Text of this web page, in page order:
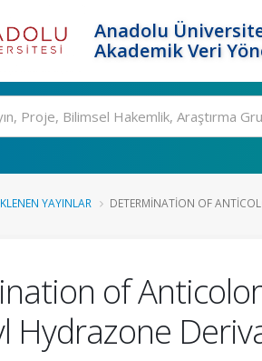
Anadolu
Akademik Veri
YAYINLAR DETERMINATION OF
of
Hydrazone